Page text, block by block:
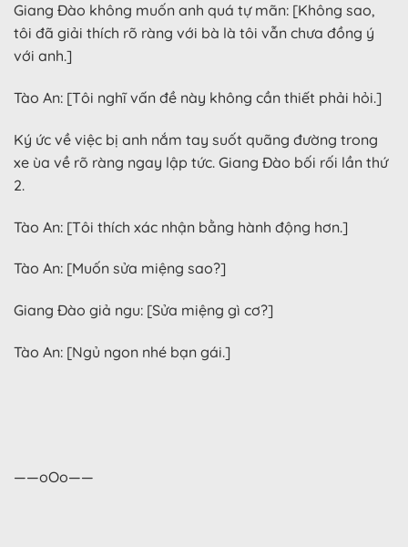
Giang Đào không muốn anh quá tự mãn: [Không sao,
tôi đã giải thích rõ ràng với bà là tôi vẫn chưa đồng ý
với anh.]
Tào An: [Tôi nghĩ vấn đề này không cần thiết phải hỏi.]
Ký ức về việc bị anh nắm tay suốt quãng đường trong
xe ùa về rõ ràng ngay lập tức. Giang Đào bối rối lần thứ
2.
Tào An: [Tôi thích xác nhận bằng hành động hơn.]
Tào An: [Muốn sửa miệng sao?]
Giang Đào giả ngu: [Sửa miệng gì cơ?]
Tào An: [Ngủ ngon nhé bạn gái.]
——oOo——